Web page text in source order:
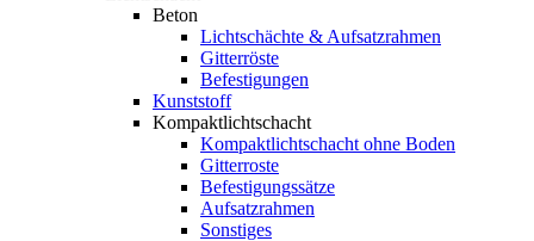
Beton
Lichtschächte & Aufsatzrahmen
Gitterröste
Befestigungen
Kunststoff
Kompaktlichtschacht
Kompaktlichtschacht ohne Boden
Gitterroste
Befestigungssätze
Aufsatzrahmen
Sonstiges